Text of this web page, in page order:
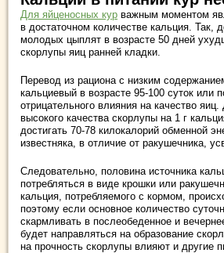
Для яйценосных кур важным моментом
в достаточном количестве кальция. Так,
молодых цыплят в возрасте 50 дней
скорлупы яиц ранней кладки.
Перевод из рациона с низким
кальциевый в возрасте 95-100 суток или
отрицательного влияния на качество
высокого качества скорлупы на 1 г
достигать 70-78 килокалорий обменной
известняка, в отличие от ракушечника,
Следовательно, половина источника
потребляться в виде крошки или
кальция, потребляемого с кормом,
поэтому если основное количество
скармливать в послеобеденное и
будет направляться на образование
на прочность скорлупы влияют и другие